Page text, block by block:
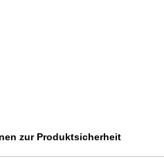
zur Produktsicherheit